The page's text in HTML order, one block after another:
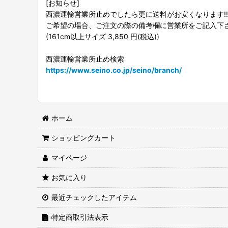
[お知らせ]
西濃運輸営業所止めでしたら更に送料がお安くなります!!
ご希望の場合、ご注文の際の備考欄に営業所をご記入下
(161cm以上サイズ 3,850 円(税込))
西濃運輸営業所止め検索
https://www.seino.co.jp/seino/branch/
ホーム
ショッピングカート
マイページ
お気に入り
最近チェックしたアイテム
特定商取引法表示